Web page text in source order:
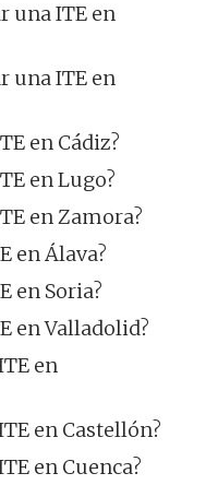
una ITE en
una ITE en
en Cádiz?
en Lugo?
en Zamora?
en Álava?
en Soria?
en Valladolid?
en
en Castellón?
en Cuenca?